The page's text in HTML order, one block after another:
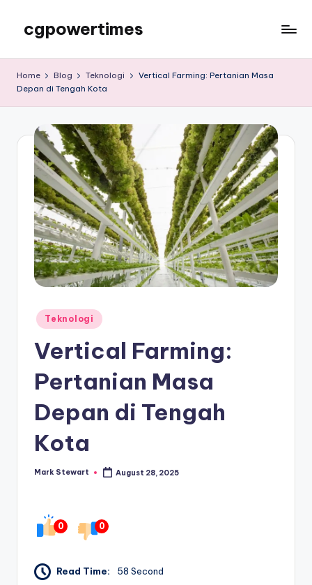
content
cgpowertimes
Home Blog Teknologi
Vertical Farming: Pertanian Masa
Depan di Tengah Kota
Posted
in
Teknologi
Vertical Farming:
Pertanian Masa
Depan di Tengah
Kota
Posted
Mark Stewart August 28, 2025
0 0
Read Time: 58 Second